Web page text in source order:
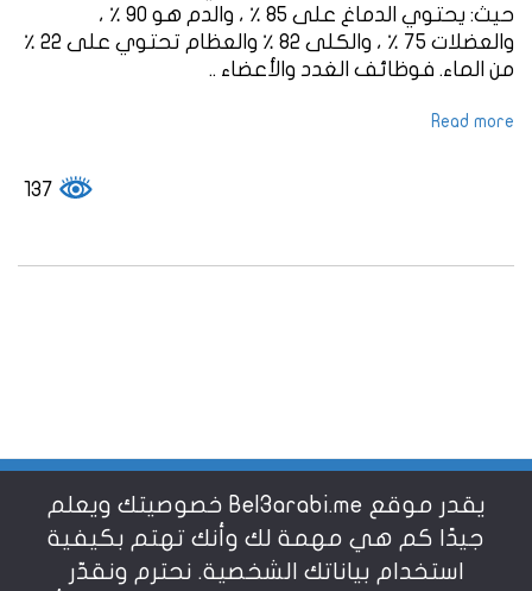
حيث: يحتوي الدماغ على 85 ٪ ، والدم هو 90 ٪ ،
والعضلات 75 ٪ ، والكلى 82 ٪ والعظام تحتوي على 22 ٪
من الماء. فوظائف الغدد والأعضاء ..
Read more
شروط الاستخدام
يقدر موقع Bel3arabi.me خصوصيتك ويعلم
جيدًا كم هي مهمة لك وأنك تهتم بكيفية
استخدام بياناتك الشخصية. نحترم ونقدّر